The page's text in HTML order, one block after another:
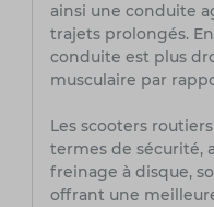
ainsi une conduite
trajets prolongés.
conduite est plus
musculaire par
Les scooters
termes de sécurité,
freinage à disque,
offrant une